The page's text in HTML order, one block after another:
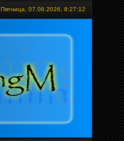
Пятница, 07.08.2026, 8:27:12